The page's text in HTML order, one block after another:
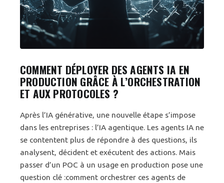
COMMENT DÉPLOYER DES AGENTS IA EN
PRODUCTION GRÂCE À L’ORCHESTRATION
ET AUX PROTOCOLES ?
Après l’IA générative, une nouvelle étape s’impose
dans les entreprises : l’IA agentique. Les agents IA ne
se contentent plus de répondre à des questions, ils
analysent, décident et exécutent des actions. Mais
passer d’un POC à un usage en production pose une
question clé :comment orchestrer ces agents de